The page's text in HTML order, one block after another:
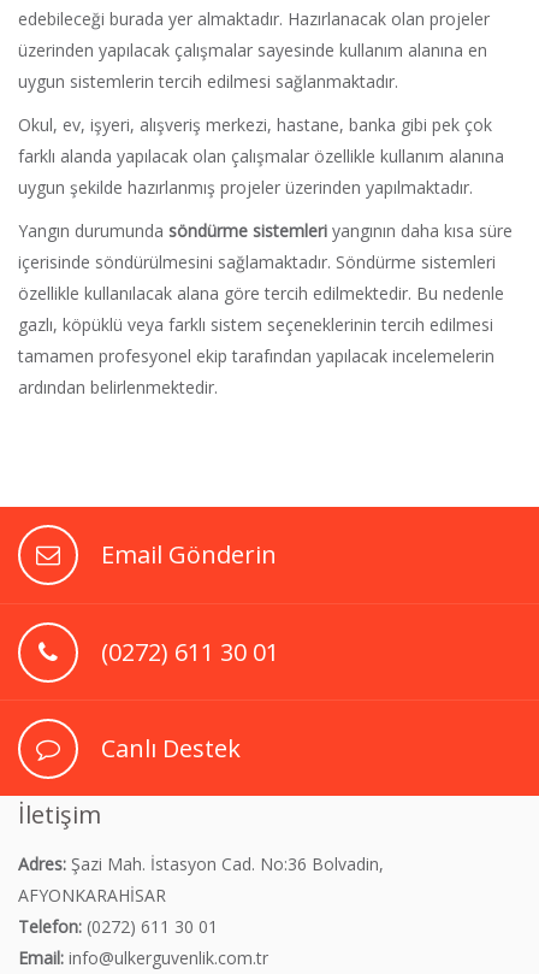
edebileceği burada yer almaktadır. Hazırlanacak olan projeler
üzerinden yapılacak çalışmalar sayesinde kullanım alanına en
uygun sistemlerin tercih edilmesi sağlanmaktadır.
Okul, ev, işyeri, alışveriş merkezi, hastane, banka gibi pek çok
farklı alanda yapılacak olan çalışmalar özellikle kullanım alanına
uygun şekilde hazırlanmış projeler üzerinden yapılmaktadır.
Yangın durumunda söndürme sistemleri yangının daha kısa süre
içerisinde söndürülmesini sağlamaktadır. Söndürme sistemleri
özellikle kullanılacak alana göre tercih edilmektedir. Bu nedenle
gazlı, köpüklü veya farklı sistem seçeneklerinin tercih edilmesi
tamamen profesyonel ekip tarafından yapılacak incelemelerin
ardından belirlenmektedir.
Email Gönderin
(0272) 611 30 01
Canlı Destek
İletişim
Adres: Şazi Mah. İstasyon Cad. No:36 Bolvadin,
AFYONKARAHİSAR
Telefon: (0272) 611 30 01
Email: info@ulkerguvenlik.com.tr